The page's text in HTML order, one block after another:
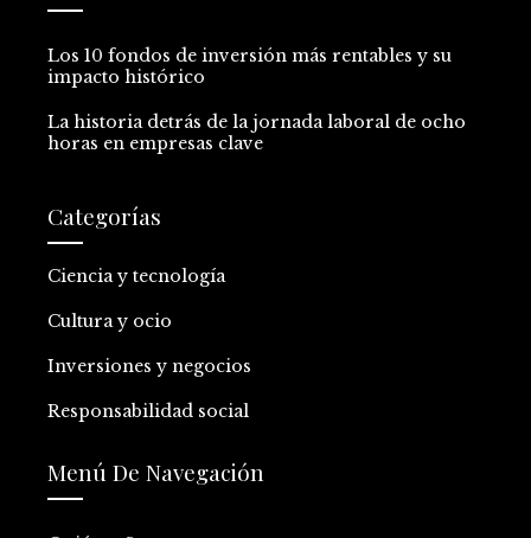
Los 10 fondos de inversión más rentables y su
impacto histórico
La historia detrás de la jornada laboral de ocho
horas en empresas clave
Categorías
Ciencia y tecnología
Cultura y ocio
Inversiones y negocios
Responsabilidad social
Menú De Navegación